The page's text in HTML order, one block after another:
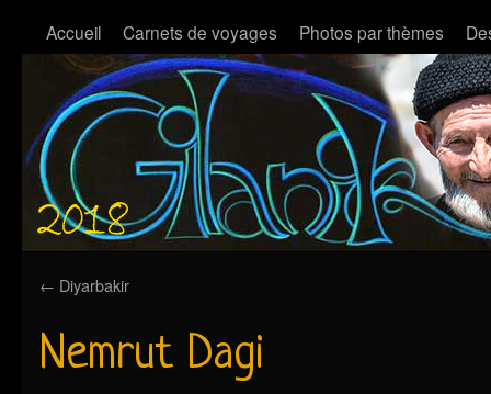
Accueil Carnets de voyages Photos par thèmes
← Diyarbakir
Nemrut Dagi